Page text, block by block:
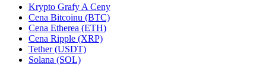
Krypto Grafy A Ceny
Cena Bitcoinu (BTC)
Cena Etherea (ETH)
Cena Ripple (XRP)
Tether (USDT)
Solana (SOL)